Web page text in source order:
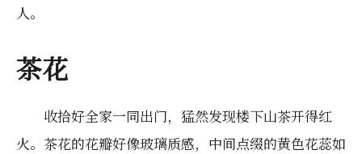
人。
茶花
收拾好全家一同出门，猛然发现楼下山茶开得红
火。茶花的花瓣好像玻璃质感，中间点缀的黄色花蕊如